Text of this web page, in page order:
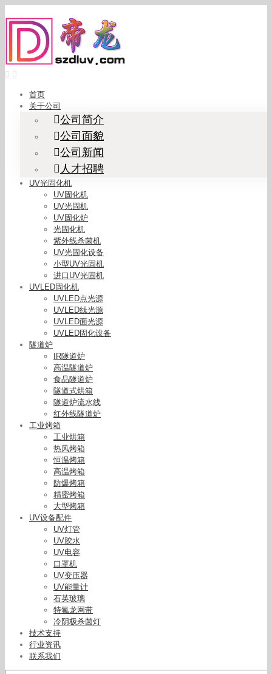
to
content
首页
关于公司
公司简介
公司面貌
公司新闻
人才招聘
UV光固化机
UV固化机
UV光固机
UV固化炉
光固化机
紫外线杀菌机
UV光固化设备
小型UV光固机
进口UV光固机
UVLED固化机
UVLED点光源
UVLED线光源
UVLED面光源
UVLED固化设备
隧道炉
IR隧道炉
高温隧道炉
食品隧道炉
隧道式烘箱
隧道炉流水线
红外线隧道炉
工业烤箱
工业烘箱
热风烤箱
恒温烤箱
高温烤箱
防爆烤箱
精密烤箱
大型烤箱
UV设备配件
UV灯管
UV胶水
UV电容
口罩机
UV变压器
UV能量计
石英玻璃
特氟龙网带
冷阴极杀菌灯
技术支持
行业资讯
联系我们